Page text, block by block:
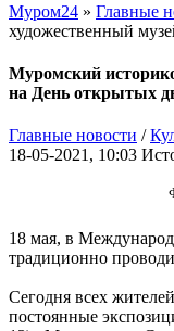
Муром24 » Главные
художественный
Муромский
на День открытых
Главные новости /
18-05-2021, 10:03
18 мая, в
традиционно
Сегодня всех
постоянные